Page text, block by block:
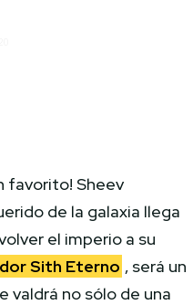
favorito! Sheev
de la galaxia llega
el imperio a su
Sith Eterno , será un
valdrá no sólo de una